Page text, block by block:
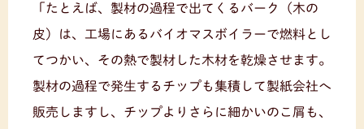
「たとえば、製材の過程で出てくるバーク（木の
皮）は、工場にあるバイオマスボイラーで燃料とし
てつかい、その熱で製材した木材を乾燥させます。
製材の過程で発生するチップも集積して製紙会社へ
販売しますし、チップよりさらに細かいのこ屑も、